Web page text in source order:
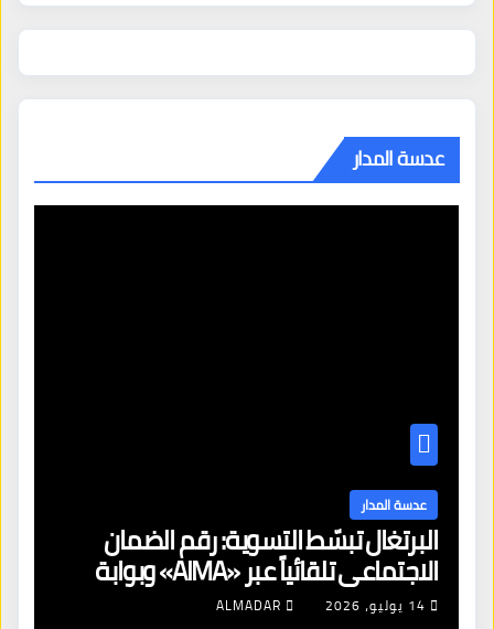
عدسة المدار
عدسة المدار
البرتغال تبسّط التسوية: رقم الضمان
الاجتماعي تلقائياً عبر «AIMA» وبوابة
جديدة لتجديد الإقامات
14 يوليو، 2026 ALMADAR